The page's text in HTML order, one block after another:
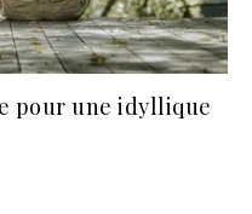
pour une idyllique